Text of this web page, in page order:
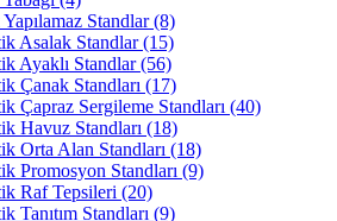
Standlar (8)
Asalak Standlar (15)
Ayaklı Standlar (56)
Çanak Standları (17)
Çapraz Sergileme Standları (40)
Havuz Standları (18)
Orta Alan Standları (18)
Promosyon Standları (9)
Raf Tepsileri (20)
Tanıtım Standları (9)